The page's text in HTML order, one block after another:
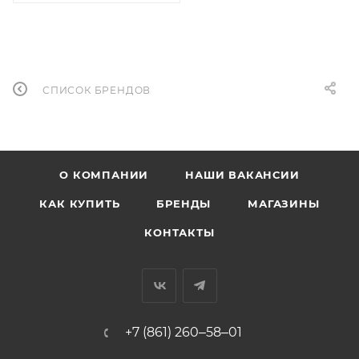
СПИСОК БРЕНДОВ
О КОМПАНИИ НАШИ ВАКАНСИИ
КАК КУПИТЬ БРЕНДЫ МАГАЗИНЫ
КОНТАКТЫ
+7 (861) 260‒58‒01